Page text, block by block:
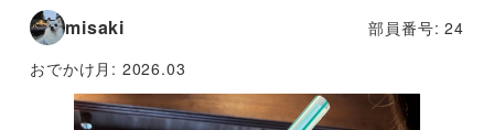
misaki
部員番号: 24
おでかけ月: 2026.03